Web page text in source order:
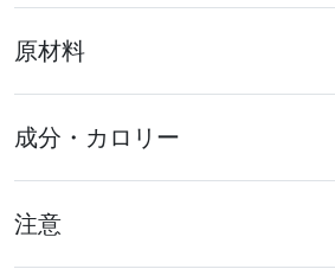
原材料
成分・カロリー
注意